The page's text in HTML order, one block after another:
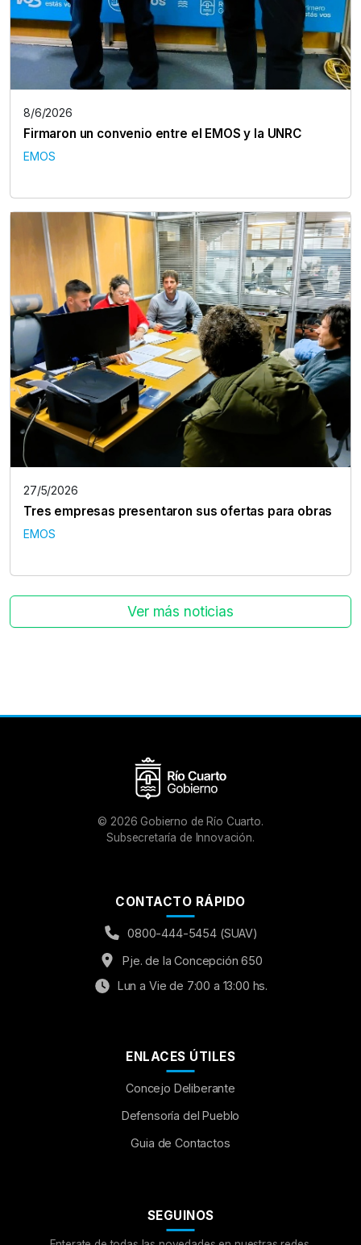
8/6/2026
Firmaron un convenio entre el EMOS y la UNRC
EMOS
27/5/2026
Tres empresas presentaron sus ofertas para obras
EMOS
Ver más noticias
©2026 Gobierno de Río Cuarto.
Subsecretaría de Innovación.
CONTACTO RÁPIDO
0800-444-5454 (SUAV)
Pje. de la Concepción 650
Lun a Vie de 7:00 a 13:00 hs.
ENLACES ÚTILES
Concejo Deliberante
Defensoría del Pueblo
Guia de Contactos
SEGUINOS
Aumentar Fuente
OFF
Leer al pasar el mouse